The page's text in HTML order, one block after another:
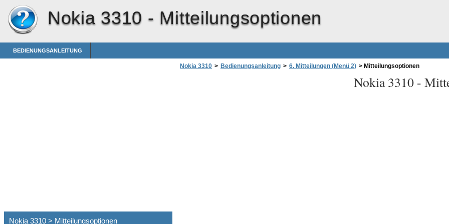
Nokia 3310 - Mitteilungsoptionen
BEDIENUNGSANLEITUNG
Nokia 3310 > Bedienungsanleitung > 6. Mitteilungen (Menü 2) > Mitteilungsoptionen
Nokia 3310 -
Nokia 3310 > Mitteilungsoptionen